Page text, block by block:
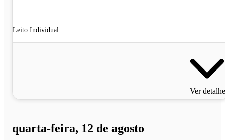
Leito Individual
Ver
quarta-feira, 12 de agosto